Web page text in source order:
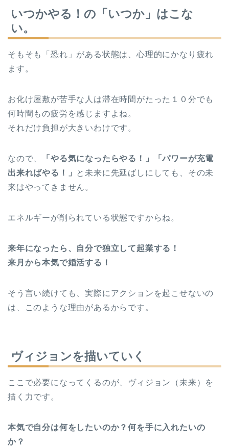
いつかやる！の「いつか」はこな
い。
そもそも「恐れ」がある状態は、心理的にかなり疲れ
ます。
お化け屋敷が苦手な人は滞在時間がたった１０分でも
何時間もの疲労を感じますよね。
それだけ負担が大きいわけです。
なので、
「やる気になったらやる！」「パワーが充電
出来ればやる！」
と未来に先延ばしにしても、その未
来はやってきません。
エネルギーが削られている状態ですからね。
来年になったら、自分で独立して起業する！
来月から本気で婚活する！
そう言い続けても、実際にアクションを起こせないの
は、このような理由があるからです。
ヴィジョンを描いていく
ここで必要になってくるのが、ヴィジョン（未来）を
描く力です。
本気で自分は何をしたいのか？何を手に入れたいの
か？